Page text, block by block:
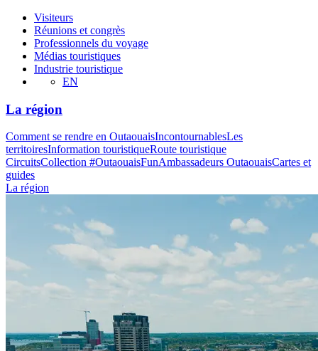
Visiteurs
Réunions et congrès
Professionnels du voyage
Médias touristiques
Industrie touristique
EN
La région
Comment se rendre en OutaouaisIncontournablesLes
territoiresInformation touristiqueRoute touristique
CircuitsCollection #OutaouaisFunAmbassadeurs OutaouaisCartes et
guides
La région